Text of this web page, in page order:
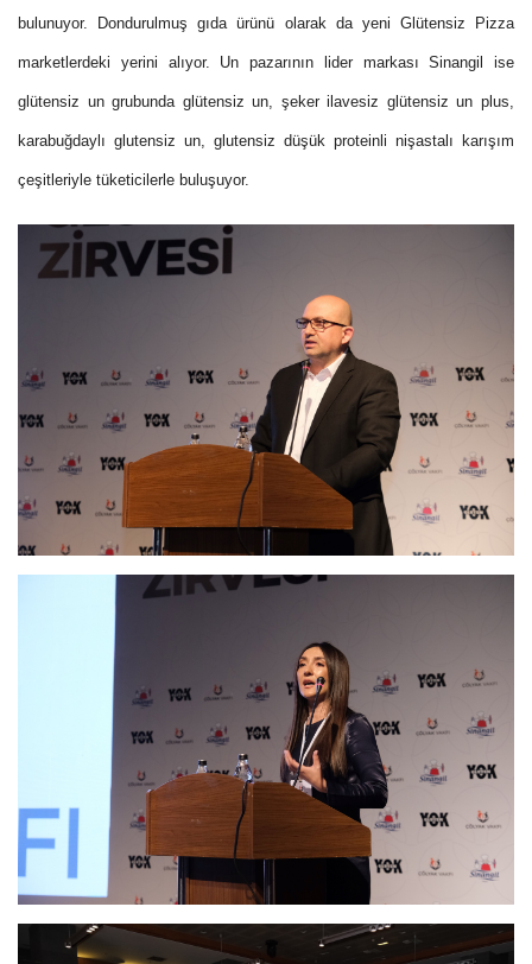
bulunuyor. Dondurulmuş gıda ürünü olarak da yeni Glütensiz Pizza
marketlerdeki yerini alıyor. Un pazarının lider markası Sinangil ise
glütensiz un grubunda glütensiz un, şeker ilavesiz glütensiz un plus,
karabuğdaylı glutensiz un, glutensiz düşük proteinli nişastalı karışım
çeşitleriyle tüketicilerle buluşuyor.